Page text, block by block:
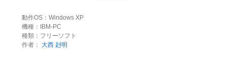
動作OS：Windows XP
機種：IBM-PC
種類：フリーソフト
作者： 大西 赳明